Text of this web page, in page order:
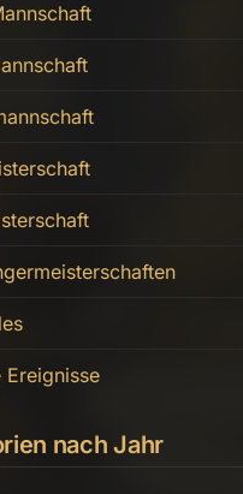
Ereignisse
nach Jahr